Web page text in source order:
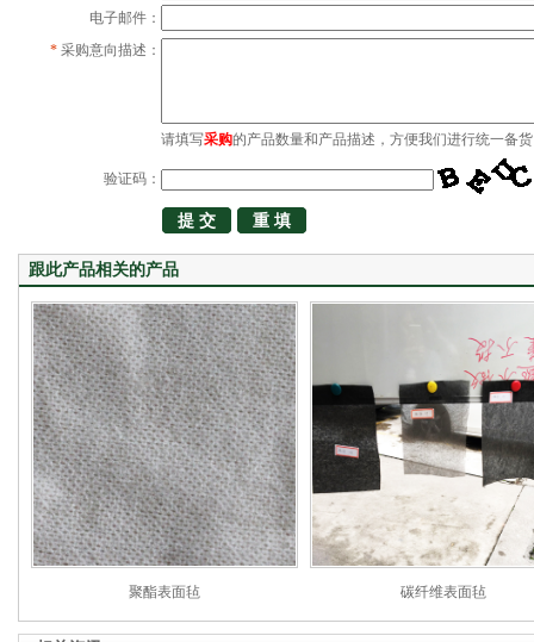
电子邮件：
* 采购意向描述：
请填写采购的产品数量和产品描述，方便我们进行统一备
验证码：
跟此产品相关的产品
聚酯表面毡 碳纤维表面毡